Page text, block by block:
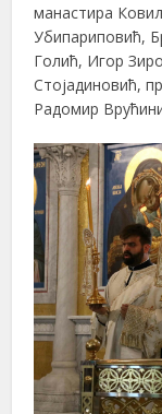
манастира
Убипариповић,
Голић, Игор
Стојадиновић,
Радомир